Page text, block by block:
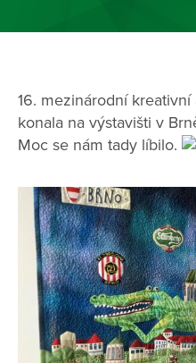
16. mezinárodní
konala na výstavišti v
Moc se nám tady líbilo.